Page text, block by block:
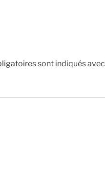
sont indiqués avec